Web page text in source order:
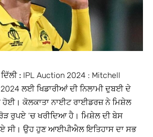
: IPL Auction 2024 : Mitchell
ਲਈ ਖਿਡਾਰੀਆਂ ਦੀ ਨਿਲਾਮੀ ਦੁਬਈ ਦੇ
ਹੋਈ। ਕੋਲਕਾਤਾ ਨਾਈਟ ਰਾਈਡਰਜ਼ ਨੇ ਮਿਸ਼ੇਲ
ਰੁਪਏ ‘ਚ ਖਰੀਦਿਆ ਹੈ। ਮਿਸ਼ੇਲ ਦੀ ਬੇਸ
ਸੀ। ਉਹ ਹੁਣ ਆਈਪੀਐਲ ਇਤਿਹਾਸ ਦਾ ਸਭ